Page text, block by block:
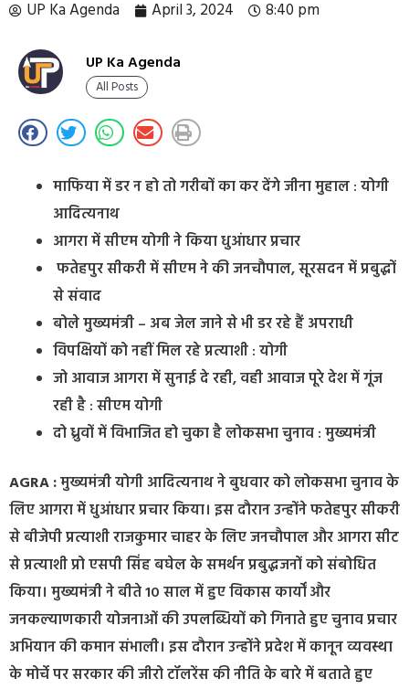
UP Ka Agenda April 3, 2024 8:40 pm
UP Ka Agenda
All Posts
माफिया में डर न हो तो गरीबों का कर देंगे जीना मुहाल : योगी
आदित्यनाथ
आगरा में सीएम योगी ने किया धुआंधार प्रचार
फतेहपुर सीकरी में सीएम ने की जनचौपाल, सूरसदन में प्रबुद्धों
से संवाद
बोले मुख्यमंत्री – अब जेल जाने से भी डर रहे हैं अपराधी
विपक्षियों को नहीं मिल रहे प्रत्याशी : योगी
जो आवाज आगरा में सुनाई दे रही, वही आवाज पूरे देश में गूंज
रही है : सीएम योगी
दो ध्रुवों में विभाजित हो चुका है लोकसभा चुनाव : मुख्यमंत्री
AGRA :मुख्यमंत्री योगी आदित्यनाथ ने बुधवार को लोकसभा चुनाव के
लिए आगरा में धुआंधार प्रचार किया। इस दौरान उन्होंने फतेहपुर सीकरी
से बीजेपी प्रत्याशी राजकुमार चाहर के लिए जनचौपाल और आगरा सीट
से प्रत्याशी प्रो एसपी सिंह बघेल के समर्थन प्रबुद्धजनों को संबोधित
किया। मुख्यमंत्री ने बीते 10 साल में हुए विकास कार्यों और
जनकल्याणकारी योजनाओं की उपलब्धियों को गिनाते हुए चुनाव प्रचार
अभियान की कमान संभाली। इस दौरान उन्होंने प्रदेश में कानून व्यवस्था
के मोर्चे पर सरकार की जीरो टॉलरेंस की नीति के बारे में बताते हुए